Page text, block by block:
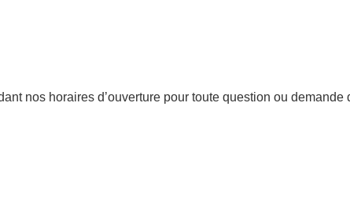
nos horaires d’ouverture pour toute question ou demande